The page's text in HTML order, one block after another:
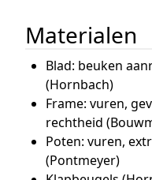
Materialen
Blad: beuken
(Hornbach)
Frame: vuren,
rechtheid
Poten: vuren,
(Pontmeyer)